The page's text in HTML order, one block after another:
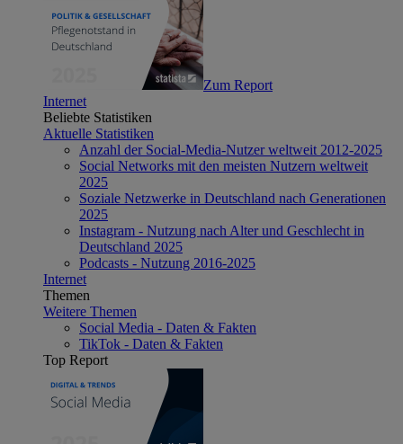
Zum Report
Internet
Beliebte Statistiken
Aktuelle Statistiken
Anzahl der Social-Media-Nutzer weltweit 2012-2025
Social Networks mit den meisten Nutzern weltweit
2025
Soziale Netzwerke in Deutschland nach Generationen
2025
Instagram - Nutzung nach Alter und Geschlecht in
Deutschland 2025
Podcasts - Nutzung 2016-2025
Internet
Themen
Weitere Themen
Social Media - Daten & Fakten
TikTok - Daten & Fakten
Top Report